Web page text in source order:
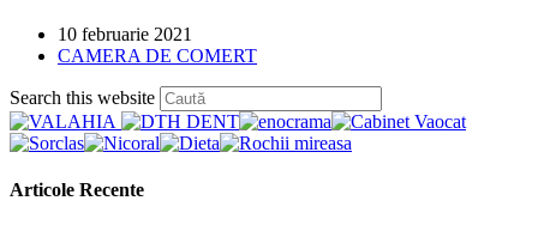
Post
published:
10 februarie 2021
Post
CAMERA DE COMERT
Search this website
Escape
Articole Recente